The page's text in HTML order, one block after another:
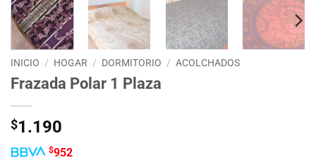
INICIO / HOGAR / DORMITORIO / ACOLCHADOS
Frazada Polar 1 Plaza
$1.190
$952